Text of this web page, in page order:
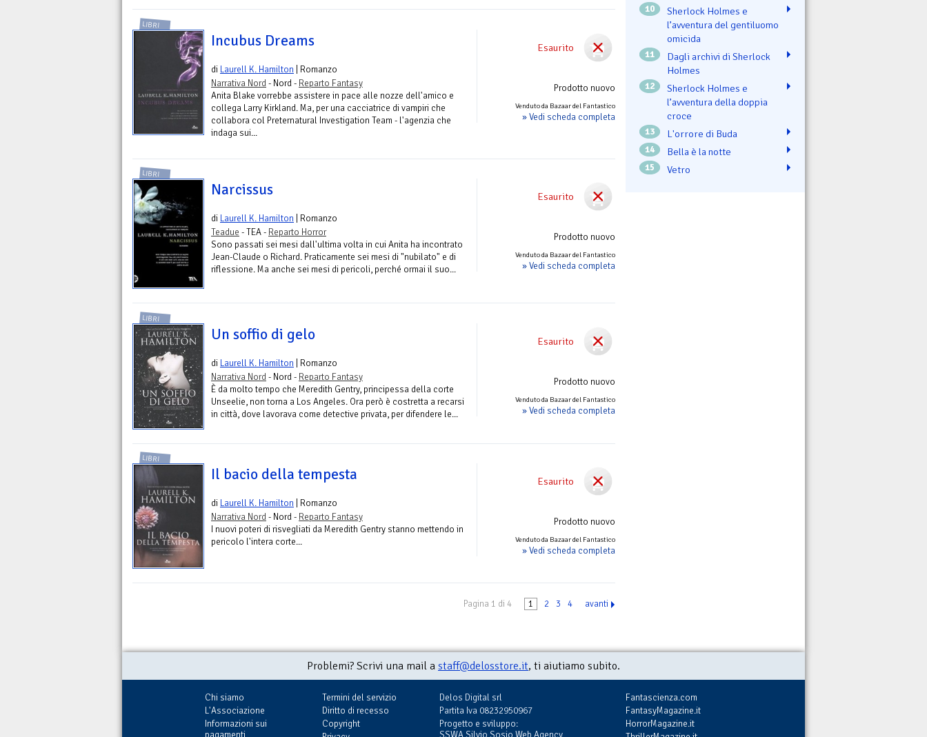
Esaurito
Prodotto nuovo
Venduto da Bazaar del Fantastico
» Vedi scheda completa
LIBRI
Incubus Dreams
di Laurell K. Hamilton | Romanzo
Narrativa Nord- Nord - Reparto Fantasy
Anita Blake vorrebbe assistere in pace alle nozze dell'amico e
collega Larry Kirkland. Ma, per una cacciatrice di vampiri che
collabora col Preternatural Investigation Team - l'agenzia che
indaga sui...
Esaurito
Prodotto nuovo
Venduto da Bazaar del Fantastico
» Vedi scheda completa
LIBRI
Narcissus
di Laurell K. Hamilton | Romanzo
Teadue - TEA - Reparto Horror
Sono passati sei mesi dall'ultima volta in cui Anita ha incontrato
Jean-Claude o Richard. Praticamente sei mesi di "nubilato" e di
riflessione. Ma anche sei mesi di pericoli, perché ormai il suo...
Esaurito
Prodotto nuovo
Venduto da Bazaar del Fantastico
» Vedi scheda completa
LIBRI
Un soffio di gelo
di Laurell K. Hamilton | Romanzo
Narrativa Nord- Nord - Reparto Fantasy
È da molto tempo che Meredith Gentry, principessa della corte
Unseelie, non torna a Los Angeles. Ora però è costretta a recarsi
in città, dove lavorava come detective privata, per difendere le...
Esaurito
Prodotto nuovo
Venduto da Bazaar del Fantastico
» Vedi scheda completa
LIBRI
Il bacio della tempesta
di Laurell K. Hamilton | Romanzo
Narrativa Nord- Nord - Reparto Fantasy
I nuovi poteri di risvegliati da Meredith Gentry stanno mettendo in
pericolo l'intera corte...
Pagina 1 di 4 1 2 3 4 avanti
10
Sherlock Holmes e
l’avventura del gentiluomo
omicida
11
Dagli archivi di Sherlock
Holmes
12
Sherlock Holmes e
l’avventura della doppia
croce
13 L'orrore di Buda
14 Bella è la notte
15 Vetro
Problemi? Scrivi una mail a staff@delosstore.it, ti aiutiamo subito.
Chi siamo
L'Associazione
Informazioni sui
Termini del servizio
Diritto di recesso
Copyright
Delos Digital srl
Partita Iva 08232950967
Progetto e sviluppo:
Fantascienza.com
FantasyMagazine.it
HorrorMagazine.it